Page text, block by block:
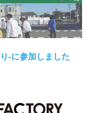
-に参加しました